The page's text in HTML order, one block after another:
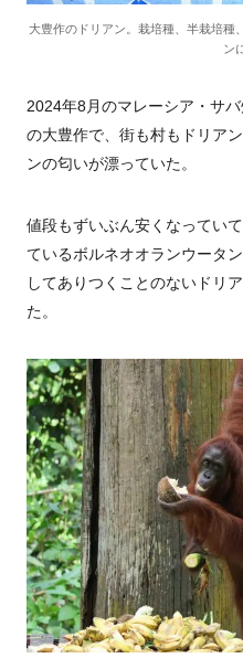
大豊作のドリアン。栽培種、半栽培種
ン
2024年8 月のマレーシア・サ
の大豊作で、街も村もドリア
ンの匂いが漂っていた。
値段もずいぶん安くなってい
ているボルネオオランウータ
してありつくことのないドリ
た。